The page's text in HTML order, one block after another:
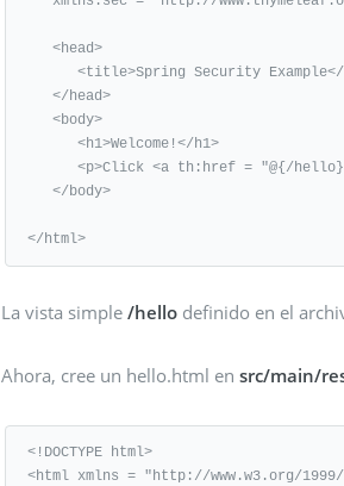
</html>
La vista simple/hello definido en el
Ahora, cree un hello.html ensrc/main/
<!DOCTYPE html>
<html xmlns = "http://www.w3.org/